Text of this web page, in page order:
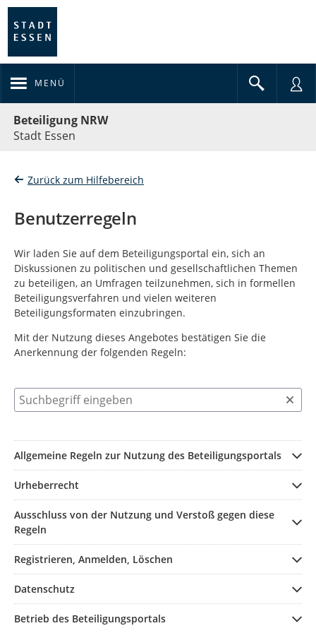
MENÜ
Beteiligung NRW
Stadt Essen
Zurück zum Hilfebereich
Benutzerregeln
Wir laden Sie auf dem Beteiligungsportal ein, sich an
Diskussionen zu politischen und gesellschaftlichen Themen
zu beteiligen, an Umfragen teilzunehmen, sich in formellen
Beteiligungsverfahren und vielen weiteren
Beteiligungsformaten einzubringen.
Mit der Nutzung dieses Angebotes bestätigen Sie die
Anerkennung der folgenden Regeln:
Suchbegriff eingeben
Allgemeine Regeln zur Nutzung des Beteiligungsportals
Urheberrecht
Ausschluss von der Nutzung und Verstoß gegen diese
Regeln
Registrieren, Anmelden, Löschen
Datenschutz
Betrieb des Beteiligungsportals